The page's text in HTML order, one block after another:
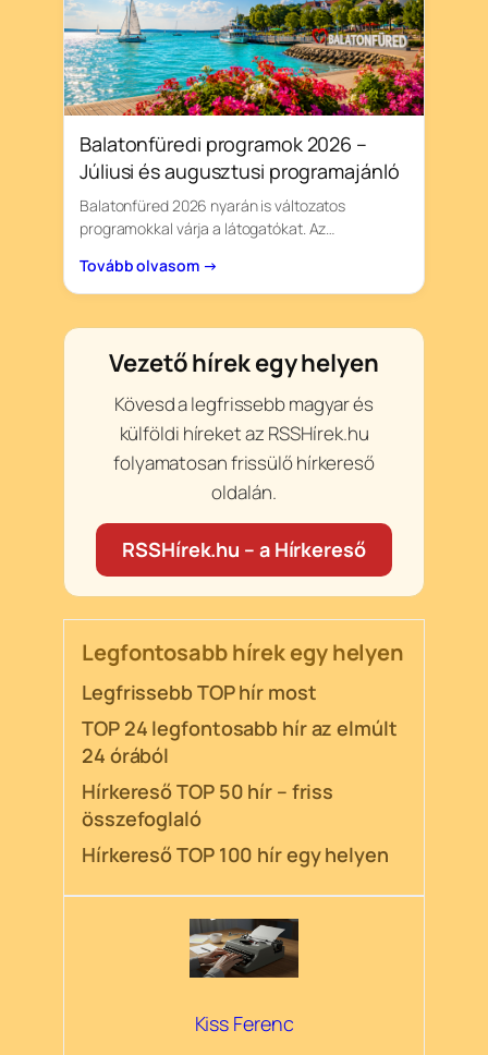
Balatonfüredi programok 2026 –
Júliusi és augusztusi programajánló
Balatonfüred 2026 nyarán is változatos
programokkal várja a látogatókat. Az…
Tovább olvasom →
Vezető hírek egy helyen
Kövesd a legfrissebb magyar és
külföldi híreket az RSSHírek.hu
folyamatosan frissülő hírkereső
oldalán.
RSSHírek.hu – a Hírkereső
Legfontosabb hírek egy helyen
Legfrissebb TOP hír most
TOP 24 legfontosabb hír az elmúlt
24 órából
Hírkereső TOP 50 hír – friss
összefoglaló
Hírkereső TOP 100 hír egy helyen
Kiss Ferenc